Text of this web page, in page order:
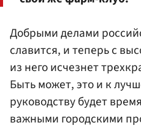
Добрыми делами
славится, и теперь с
из него исчезнет
Быть может, это и к
руководству будет
важными городскими